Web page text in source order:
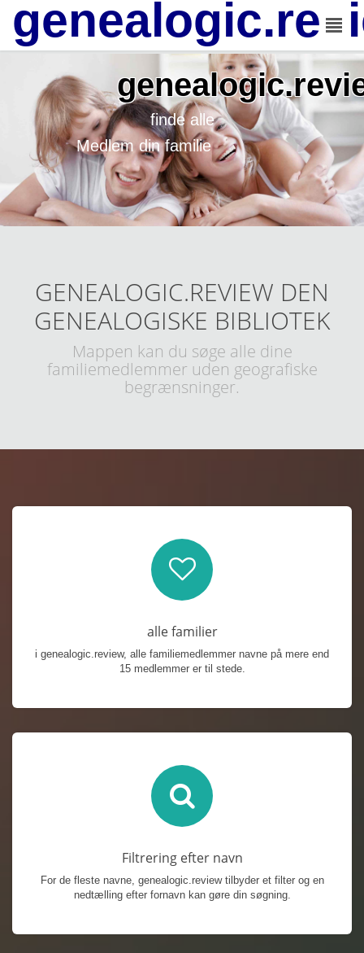
finde alle
Medlem din familie
GENEALOGIC.REVIEW DEN
GENEALOGISKE BIBLIOTEK
Mappen kan du søge alle dine
familiemedlemmer uden geografiske
begrænsninger.
alle familier
i genealogic.review, alle familiemedlemmer navne på mere end
15 medlemmer er til stede.
Filtrering efter navn
For de fleste navne, genealogic.review tilbyder et filter og en
nedtælling efter fornavn kan gøre din søgning.